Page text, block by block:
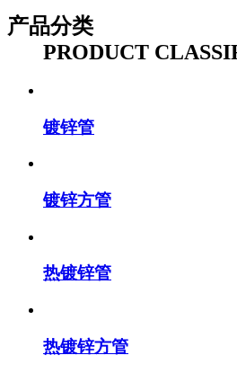
产品分类
PRODUCT
镀锌管
镀锌方管
热镀锌管
热镀锌方管